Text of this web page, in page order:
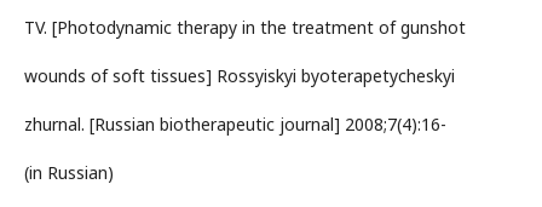
TV. [Photodynamic therapy in the treatment of gunshot
wounds of soft tissues] Rossyiskyi byoterapetycheskyi
zhurnal. [Russian biotherapeutic journal] 2008;7(4):16-
(in Russian)